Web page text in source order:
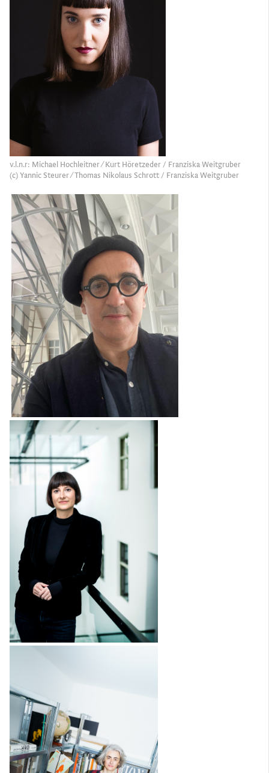
v.l.n.r: Michael Hochleitner ⁄ Kurt Höretzeder / Franziska Weitgruber
(c) Yannic Steurer ⁄ Thomas Nikolaus Schrott / Franziska Weitgruber